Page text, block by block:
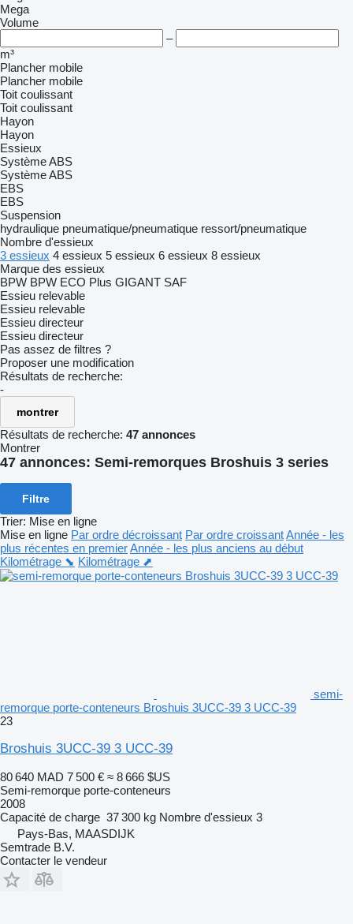
Mega
Volume
–
m³
Plancher mobile
Plancher mobile
Toit coulissant
Toit coulissant
Hayon
Hayon
Essieux
Système ABS
Système ABS
EBS
EBS
Suspension
hydraulique pneumatique/pneumatique ressort/pneumatique
Nombre d'essieux
3 essieux 4 essieux 5 essieux 6 essieux 8 essieux
Marque des essieux
BPW BPW ECO Plus GIGANT SAF
Essieu relevable
Essieu relevable
Essieu directeur
Essieu directeur
Pas assez de filtres ?
Proposer une modification
Résultats de recherche:
-
montrer
Résultats de recherche: 47 annonces
Montrer
47 annonces: Semi-remorques Broshuis 3 series
Filtre
Trier: Mise en ligne
Mise en ligne Par ordre décroissant Par ordre croissantAnnée - les
plus récentes en premierAnnée - les plus anciens au début
Kilométrage ⬊ Kilométrage ⬈
semi-
remorque porte-conteneurs Broshuis 3UCC-39 3 UCC-39
23
Broshuis 3UCC-39 3 UCC-39
80 640 MAD 7 500 € ≈ 8 666 $US
Semi-remorque porte-conteneurs
2008
Capacité de charge 37 300 kg Nombre d'essieux 3
Pays-Bas, MAASDIJK
Semtrade B.V.
Contacter le vendeur